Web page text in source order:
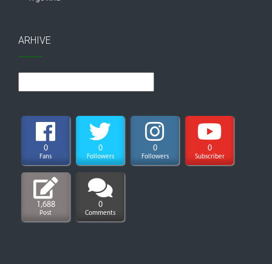
ARHIVE
0
Fans
0
Followers
0
Followers
0
Subscriber
1,688
Post
0
Comments